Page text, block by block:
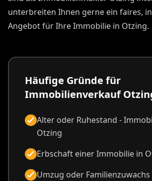
unterbreiten Ihnen gerne ein faires,
Angebot für Ihre Immobilie in Otzing.
Häufige Gründe für
Immobilienverkauf
Alter oder Ruhestand -
Otzing
Erbschaft einer Immobilie in
Umzug oder Familienzuwachs